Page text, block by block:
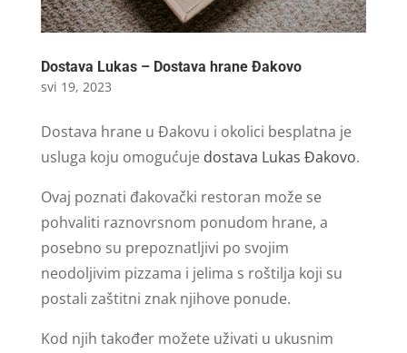
Dostava Lukas – Dostava hrane Đakovo
svi 19, 2023
Dostava hrane u Đakovu i okolici besplatna je
usluga koju omogućuje dostava Lukas Đakovo.
Ovaj poznati đakovački restoran može se
pohvaliti raznovrsnom ponudom hrane, a
posebno su prepoznatljivi po svojim
neodoljivim pizzama i jelima s roštilja koji su
postali zaštitni znak njihove ponude.
Kod njih također možete uživati u ukusnim